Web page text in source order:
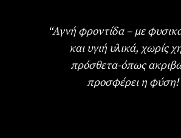
“Αγνή φροντίδα – με
και υγιή υλικά, χωρίς
πρόσθετα-όπως
προσφέρει η φύση!